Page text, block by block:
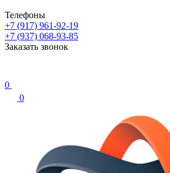
Телефоны
+7 (917) 961-92-19
+7 (937) 068-93-85
Заказать звонок
0
0